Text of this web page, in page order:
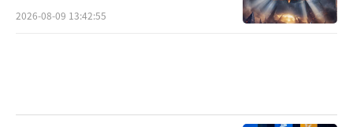
2026-08-09 13:42:55